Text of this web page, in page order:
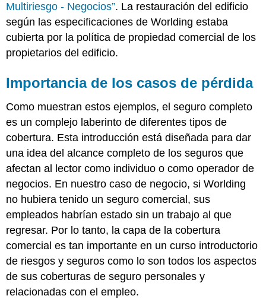
Multiriesgo - Negocios”. La restauración del edificio
según las especificaciones de Worlding estaba
cubierta por la política de propiedad comercial de los
propietarios del edificio.
Importancia de los casos de pérdida
Como muestran estos ejemplos, el seguro completo
es un complejo laberinto de diferentes tipos de
cobertura. Esta introducción está diseñada para dar
una idea del alcance completo de los seguros que
afectan al lector como individuo o como operador de
negocios. En nuestro caso de negocio, si Worlding
no hubiera tenido un seguro comercial, sus
empleados habrían estado sin un trabajo al que
regresar. Por lo tanto, la capa de la cobertura
comercial es tan importante en un curso introductorio
de riesgos y seguros como lo son todos los aspectos
de sus coberturas de seguro personales y
relacionadas con el empleo.